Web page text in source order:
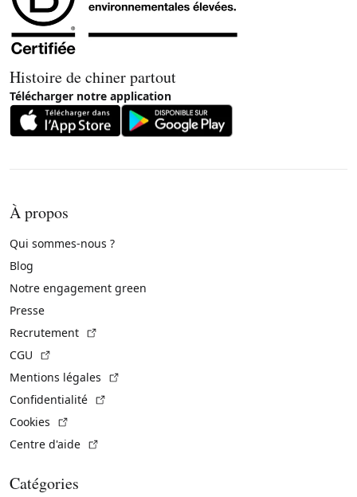
Histoire de chiner partout
Télécharger notre application
À propos
Qui sommes-nous ?
Blog
Notre engagement green
Presse
Recrutement
CGU
Mentions légales
Confidentialité
Cookies
Centre d'aide
Catégories